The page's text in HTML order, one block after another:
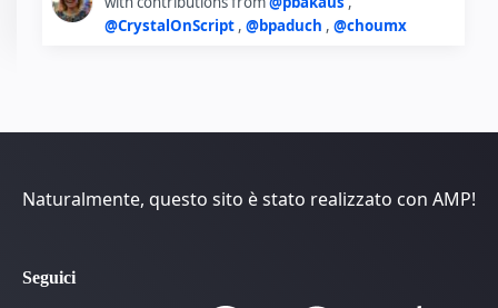
@CrystalOnScript , @bpaduch , @choumx
Naturalmente, questo sito è stato realizzato con AMP!
Seguici